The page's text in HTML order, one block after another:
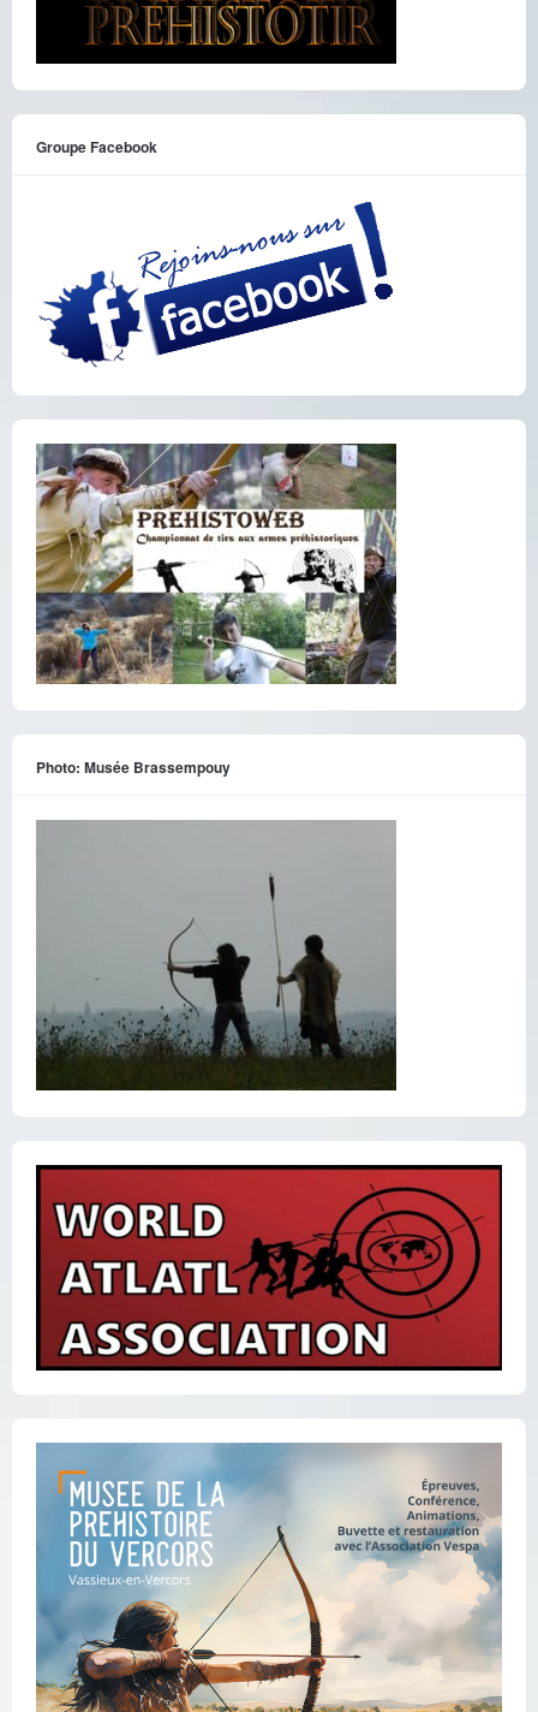
Groupe Facebook
Photo: Musée Brassempouy